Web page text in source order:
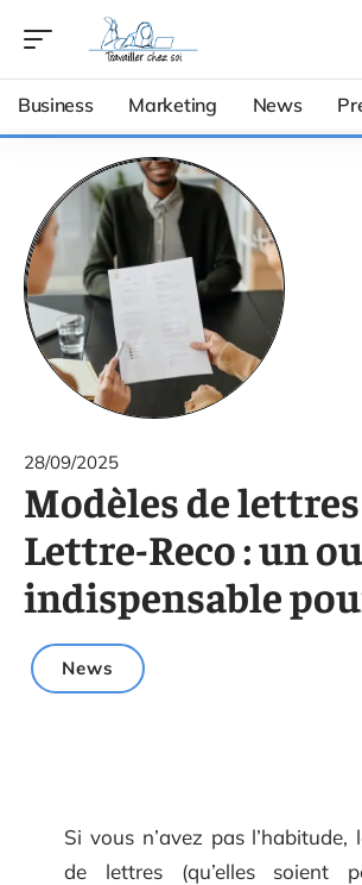
Business Marketing News
28/09/2025
Modèles de
Lettre-Reco : un
indispensable
News
Si vous n’avez pas l’habitude,
de lettres (qu’elles soient